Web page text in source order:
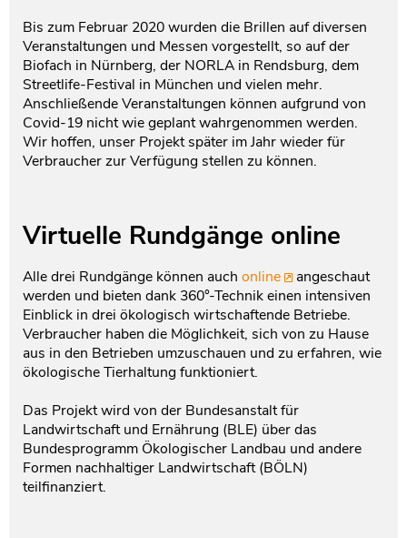
Bis zum Februar 2020 wurden die Brillen auf diversen
Veranstaltungen und Messen vorgestellt, so auf der
Biofach in Nürnberg, der NORLA in Rendsburg, dem
Streetlife-Festival in München und vielen mehr.
Anschließende Veranstaltungen können aufgrund von
Covid-19 nicht wie geplant wahrgenommen werden.
Wir hoffen, unser Projekt später im Jahr wieder für
Verbraucher zur Verfügung stellen zu können.
Virtuelle Rundgänge online
Alle drei Rundgänge können auch online angeschaut
werden und bieten dank 360°-Technik einen intensiven
Einblick in drei ökologisch wirtschaftende Betriebe.
Verbraucher haben die Möglichkeit, sich von zu Hause
aus in den Betrieben umzuschauen und zu erfahren, wie
ökologische Tierhaltung funktioniert.
Das Projekt wird von der Bundesanstalt für
Landwirtschaft und Ernährung (BLE) über das
Bundesprogramm Ökologischer Landbau und andere
Formen nachhaltiger Landwirtschaft (BÖLN)
teilfinanziert.